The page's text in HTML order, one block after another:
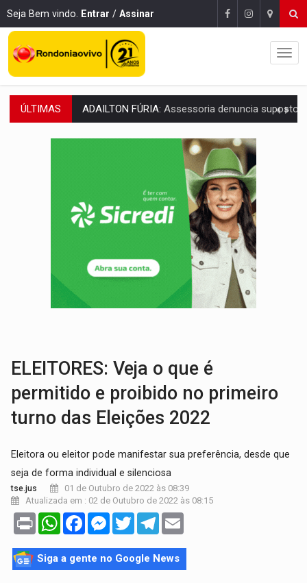
Seja Bem vindo. Entrar / Assinar
ÚLTIMAS VÍDEO:Motoboy de delivery sofre fratura após mulher
ELEIÇÕES 2026:Ulisses Guimarães e as nuvens no céu de Rondônia –
Nunes Marques reduz pena de Acir Gurgacz e declara
CONEXÃO RONDONIAOVIVO:Museólogo Antônio Ocampo lança livro
ELEIÇÕES 2026:Patrimônio de candidata a deputada federal do PL salta R$ 1
Quadrilha é flagrada com cerca de 200 porções
BAIRRO TEIXEIRÃO: MPF cobra regularização fundiária da
SUCESSO NA ABERTURA: 2ª Feira Rondônia Empreendedora segue no Espaço
ELEITORES: Veja o que é
permitido e proibido no primeiro
turno das Eleições 2022
Eleitora ou eleitor pode manifestar sua preferência, desde que
seja de forma individual e silenciosa
tse.jus
01 de Outubro de 2022 às 08:39
Atualizada em : 02 de Outubro de 2022 às 08:15
Print WhatsAppFacebookMessenger
TwitterTelegram
Siga a gente no Google News